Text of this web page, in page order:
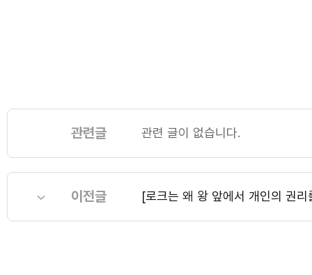
관련글 관련 글이 없습니다.
이전글 [로크는 왜 왕 앞에서 개인의 권